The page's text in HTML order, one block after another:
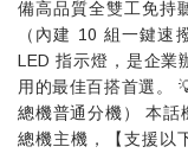
備高品質全雙工免持
（內建 10 組一鍵速
LED 指示燈，是企業
用的最佳百搭首選。
總機普通分機） 本話
總機主機，【支援以